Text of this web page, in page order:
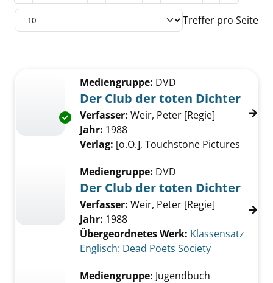
Treffer pro Seite
Zu den Suchfiltern springen
Exemplar-Details von Der Club der toten
Mediengruppe: DVD
Der Club der toten Dichter
Verfasser: Weir, Peter [Regie] Suche
Jahr: 1988
Verlag: [o.O.], Touchstone Pictures
Mediengruppe: DVD
Der Club der toten Dichter
Verfasser: Weir, Peter [Regie]
Jahr: 1988
Übergeordnetes Werk: Klassensatz
Englisch: Dead Poets Society
Mediengruppe: Jugendbuch